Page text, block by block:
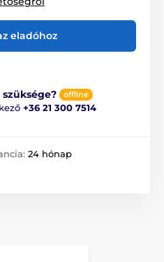
eladóhoz
offline
+36 21 300 7514
24 hónap